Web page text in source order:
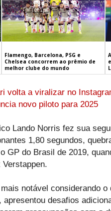
Flamengo, Barcelona, PSG e
Chelsea concorrem ao prêmio de
melhor clube do mundo
volta a viralizar no
novo piloto para 2025
Lando Norris fez sua
1,80 segundos,
GP do Brasil de 2019,
notável considerando
desafios